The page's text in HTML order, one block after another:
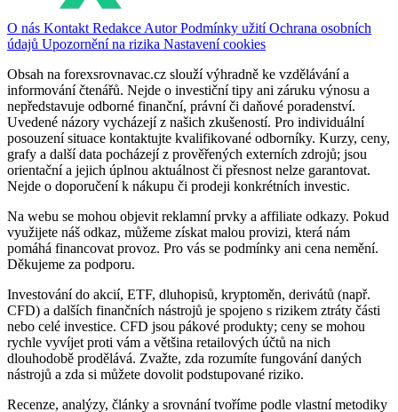
O nás Kontakt Redakce AutorPodmínky užitíOchrana osobních
údajů Upozornění na rizika Nastavení cookies
Obsah na forexsrovnavac.cz slouží výhradně ke vzdělávání a
informování čtenářů. Nejde o investiční tipy ani záruku výnosu a
nepředstavuje odborné finanční, právní či daňové poradenství.
Uvedené názory vycházejí z našich zkušeností. Pro individuální
posouzení situace kontaktujte kvalifikované odborníky. Kurzy, ceny,
grafy a další data pocházejí z prověřených externích zdrojů; jsou
orientační a jejich úplnou aktuálnost či přesnost nelze garantovat.
Nejde o doporučení k nákupu či prodeji konkrétních investic.
Na webu se mohou objevit reklamní prvky a affiliate odkazy. Pokud
využijete náš odkaz, můžeme získat malou provizi, která nám
pomáhá financovat provoz. Pro vás se podmínky ani cena nemění.
Děkujeme za podporu.
Investování do akcií, ETF, dluhopisů, kryptoměn, derivátů (např.
CFD) a dalších finančních nástrojů je spojeno s rizikem ztráty části
nebo celé investice. CFD jsou pákové produkty; ceny se mohou
rychle vyvíjet proti vám a většina retailových účtů na nich
dlouhodobě prodělává. Zvažte, zda rozumíte fungování daných
nástrojů a zda si můžete dovolit podstupované riziko.
Recenze, analýzy, články a srovnání tvoříme podle vlastní metodiky